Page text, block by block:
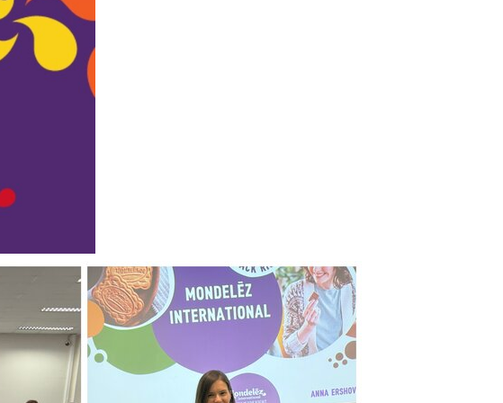
и трудоустройство
/ мероприятия
факультета»
«Экономика»